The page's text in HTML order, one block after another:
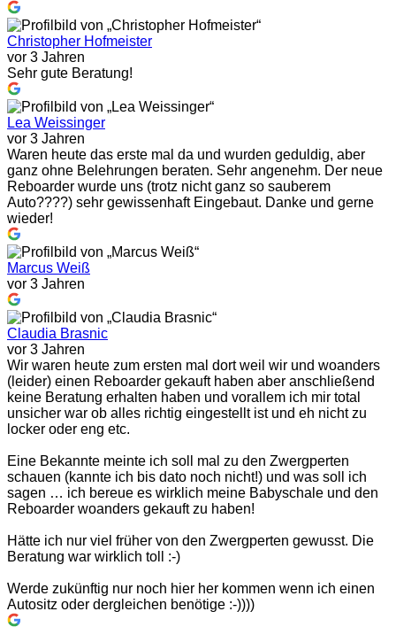
Christopher Hofmeister
vor 3 Jahren
Sehr gute Beratung!
Lea Weissinger
vor 3 Jahren
Waren heute das erste mal da und wurden geduldig, aber
ganz ohne Belehrungen beraten. Sehr angenehm. Der neue
Reboarder wurde uns (trotz nicht ganz so sauberem
Auto????) sehr gewissenhaft Eingebaut. Danke und gerne
wieder!
Marcus Weiß
vor 3 Jahren
Claudia Brasnic
vor 3 Jahren
Wir waren heute zum ersten mal dort weil wir und woanders
(leider) einen Reboarder gekauft haben aber anschließend
keine Beratung erhalten haben und vorallem ich mir total
unsicher war ob alles richtig eingestellt ist und eh nicht zu
locker oder eng etc.
Eine Bekannte meinte ich soll mal zu den Zwergperten
schauen (kannte ich bis dato noch nicht!) und was soll ich
sagen … ich bereue es wirklich meine Babyschale und den
Reboarder woanders gekauft zu haben!
Hätte ich nur viel früher von den Zwergperten gewusst. Die
Beratung war wirklich toll :-)
Werde zukünftig nur noch hier her kommen wenn ich einen
Autositz oder dergleichen benötige :-))))